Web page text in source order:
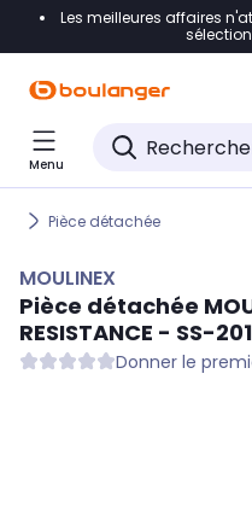
Accéder directement à
Accéder directement au
Accéder directement au
Les meilleures affaires
Menu
Pièce détachée
MOULINEX
Pièce détachée
RESISTANCE - SS-
Donner le